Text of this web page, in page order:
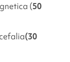
(50
(30